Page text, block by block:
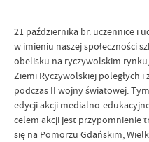
21 października br. uczennice i
w imieniu naszej społeczności
obelisku na ryczywolskim
Ziemi Ryczywolskiej poległych
podczas II wojny światowej.
edycji akcji medialno-
celem akcji jest przypomnienie
się na Pomorzu Gdańskim,